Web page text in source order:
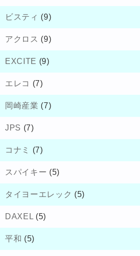
ビスティ (9)
アクロス (9)
EXCITE (9)
エレコ (7)
岡崎産業 (7)
JPS (7)
コナミ (7)
スパイキー (5)
タイヨーエレック (5)
DAXEL (5)
平和 (5)